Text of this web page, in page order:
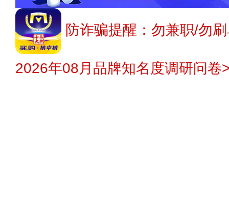
防诈骗提醒：勿兼职/勿
2026年08月品牌知名度调研问卷